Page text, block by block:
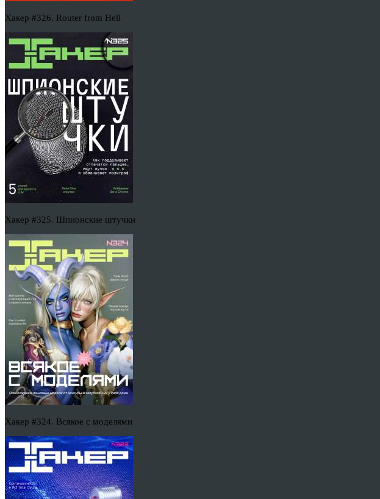
Хакер #326. Router from Hell
Хакер #325. Шпионские штучки
Хакер #324. Всякое с моделями